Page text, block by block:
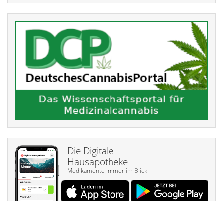
Die Digitale
Hausapotheke
Medikamente immer im Blick